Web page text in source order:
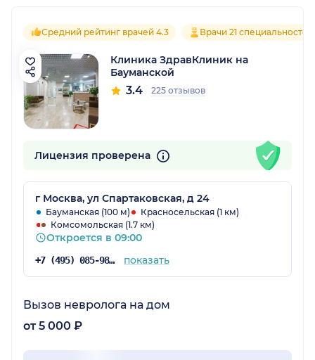
Средний рейтинг врачей 4.3 Врачи 21 специальностей
Клиника ЗдравКлиник на
Бауманской
3.4 225 отзывов
Лицензия проверена
г Москва, ул Спартаковская, д 24
Бауманская (100 м)
Красносельская (1 км)
Комсомольская (1.7 км)
Откроется в 09:00
+7 (495) 085-98-16 показать
Вызов невролога на дом
от 5 000 ₽